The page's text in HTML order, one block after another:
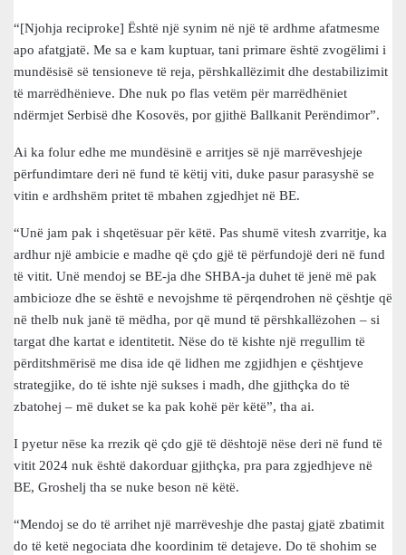
“[Njohja reciproke] Është një synim në një të ardhme afatmesme
apo afatgjatë. Me sa e kam kuptuar, tani primare është zvogëlimi i
mundësisë së tensioneve të reja, përshkallëzimit dhe destabilizimit
të marrëdhënieve. Dhe nuk po flas vetëm për marrëdhëniet
ndërmjet Serbisë dhe Kosovës, por gjithë Ballkanit Perëndimor”.
Ai ka folur edhe me mundësinë e arritjes së një marrëveshjeje
përfundimtare deri në fund të këtij viti, duke pasur parasyshë se
vitin e ardhshëm pritet të mbahen zgjedhjet në BE.
“Unë jam pak i shqetësuar për këtë. Pas shumë vitesh zvarritje, ka
ardhur një ambicie e madhe që çdo gjë të përfundojë deri në fund
të vitit. Unë mendoj se BE-ja dhe SHBA-ja duhet të jenë më pak
ambicioze dhe se është e nevojshme të përqendrohen në çështje që
në thelb nuk janë të mëdha, por që mund të përshkallëzohen – si
targat dhe kartat e identitetit. Nëse do të kishte një rregullim të
përditshmërisë me disa ide që lidhen me zgjidhjen e çështjeve
strategjike, do të ishte një sukses i madh, dhe gjithçka do të
zbatohej – më duket se ka pak kohë për këtë”, tha ai.
I pyetur nëse ka rrezik që çdo gjë të dështojë nëse deri në fund të
vitit 2024 nuk është dakorduar gjithçka, pra para zgjedhjeve në
BE, Groshelj tha se nuke beson në këtë.
“Mendoj se do të arrihet një marrëveshje dhe pastaj gjatë zbatimit
do të ketë negociata dhe koordinim të detajeve. Do të shohim se